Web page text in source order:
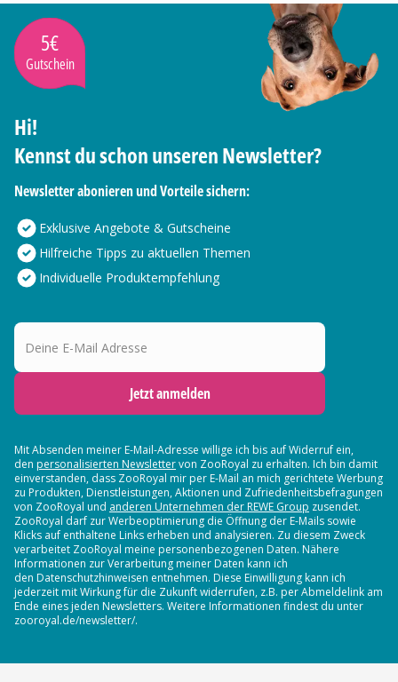
5€
Gutschein
Hi!
Kennst du schon unseren Newsletter?
Newsletter abonieren und Vorteile sichern:
Exklusive Angebote & Gutscheine
Hilfreiche Tipps zu aktuellen Themen
Individuelle Produktempfehlung
Deine E-Mail Adresse
Jetzt anmelden
Mit Absenden meiner E-Mail-Adresse willige ich bis auf Widerruf ein,
den personalisierten Newslettervon ZooRoyal zu erhalten. Ich bin damit
einverstanden, dass ZooRoyal mir per E-Mail an mich gerichtete Werbung
zu Produkten, Dienstleistungen, Aktionen und Zufriedenheitsbefragungen
von ZooRoyal und anderen Unternehmen der REWE Group zusendet.
ZooRoyal darf zur Werbeoptimierung die Öffnung der E-Mails sowie
Klicks auf enthaltene Links erheben und analysieren. Zu diesem Zweck
verarbeitet ZooRoyal meine personenbezogenen Daten. Nähere
Informationen zur Verarbeitung meiner Daten kann ich
den Datenschutzhinweisen entnehmen. Diese Einwilligung kann ich
jederzeit mit Wirkung für die Zukunft widerrufen, z.B. per Abmeldelink am
Ende eines jeden Newsletters. Weitere Informationen findest du unter
zooroyal.de/newsletter/.